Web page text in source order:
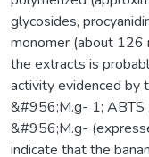
glycosides,
monomer (about 126
the extracts is
activity evidenced by
&#956;M.g- 1;
&#956;M.g-
indicate that the